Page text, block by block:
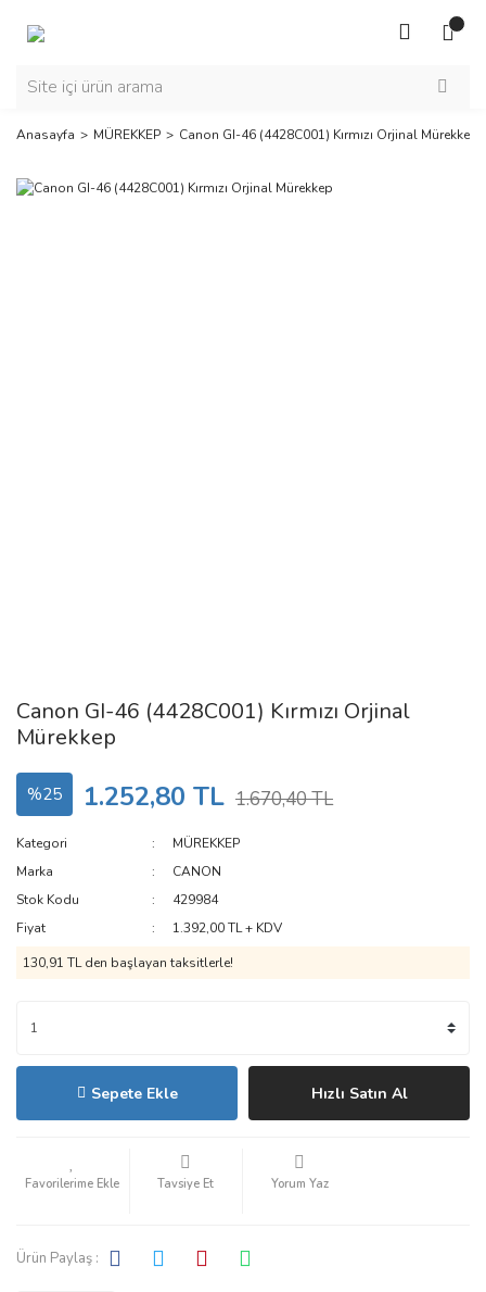
Anasayfa MÜREKKEP Canon GI-46 (4428C001) Kırmızı Orjinal Mürekkep
Canon GI-46 (4428C001) Kırmızı Orjinal
Mürekkep
%25 1.252,80 TL 1.670,40 TL
Kategori
MÜREKKEP
Marka
CANON
Stok Kodu
429984
Fiyat
1.392,00 TL + KDV
130,91 TL den başlayan taksitlerle!
Sepete Ekle Hızlı Satın Al
Tavsiye Et Yorum Yaz
Ürün Paylaş :